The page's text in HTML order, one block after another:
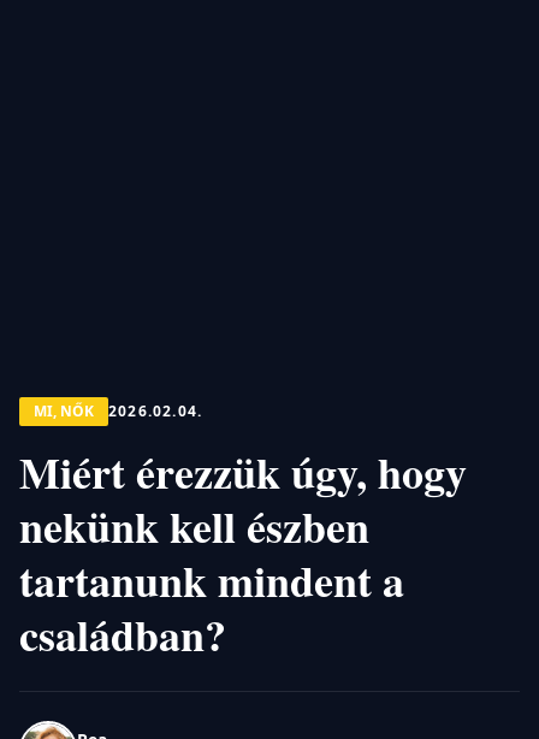
MI, NŐK 2026.02.04.
Miért érezzük úgy, hogy
nekünk kell észben
tartanunk mindent a
családban?